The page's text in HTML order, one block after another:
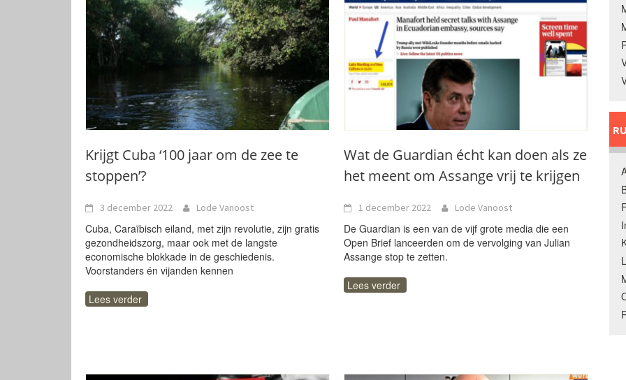
Krijgt Cuba ‘100 jaar om de zee te
stoppen’?
3 december 2022 Lode Vanoost
Cuba, Caraïbisch eiland, met zijn revolutie, zijn gratis
gezondheidszorg, maar ook met de langste
economische blokkade in de geschiedenis.
Voorstanders én vijanden kennen
Lees verder
Wat de Guardian écht kan doen als ze
het meent om Assange vrij te krijgen
1 december 2022 Lode Vanoost
De Guardian is een van de vijf grote media die een
Open Brief lanceerden om de vervolging van Julian
Assange stop te zetten.
Lees verder